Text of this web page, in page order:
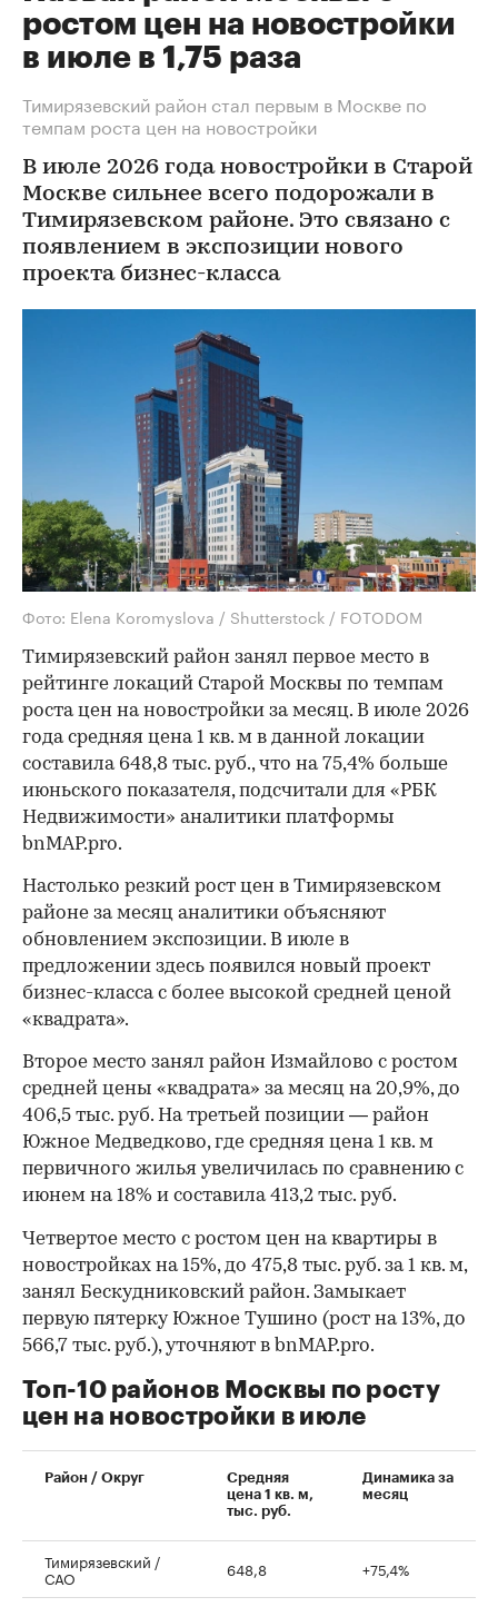
ростом цен на новостройки
в июле в 1,75 раза
Тимирязевский район стал первым в Москве по
темпам роста цен на новостройки
В июле 2026 года новостройки в Старой
Москве сильнее всего подорожали в
Тимирязевском районе. Это связано с
появлением в экспозиции нового
проекта бизнес-класса
Фото: Elena Koromyslova / Shutterstock / FOTODOM
Тимирязевский район занял первое место в
рейтинге локаций Старой Москвы по темпам
роста цен на новостройки за месяц. В июле 2026
года средняя цена 1 кв. м в данной локации
составила 648,8 тыс. руб., что на 75,4% больше
июньского показателя, подсчитали для «РБК
Недвижимости» аналитики платформы
bnMAP.pro.
Настолько резкий рост цен в Тимирязевском
районе за месяц аналитики объясняют
обновлением экспозиции. В июле в
предложении здесь появился новый проект
бизнес-класса с более высокой средней ценой
«квадрата».
Второе место занял район Измайлово с ростом
средней цены «квадрата» за месяц на 20,9%, до
406,5 тыс. руб. На третьей позиции — район
Южное Медведково, где средняя цена 1 кв. м
первичного жилья увеличилась по сравнению с
июнем на 18% и составила 413,2 тыс. руб.
00:00 / 00:00
Четвертое место с ростом цен на квартиры в
новостройках на 15%, до 475,8 тыс. руб. за 1 кв. м,
занял Бескудниковский район. Замыкает
первую пятерку Южное Тушино (рост на 13%, до
566,7 тыс. руб.), уточняют в bnMAP.pro.
Топ-10 районов Москвы по росту
цен на новостройки в июле
Район / Округ
Средняя
цена 1 кв. м,
тыс. руб.
Динамика за
месяц
Тимирязевский /
САО 648,8 +75,4%